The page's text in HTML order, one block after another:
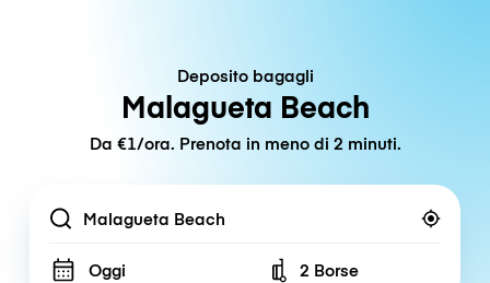
Deposito bagagli
Malagueta Beach
Da €1/ora. Prenota in meno di 2 minuti.
Location
Oggi Number of bags
2 Borse